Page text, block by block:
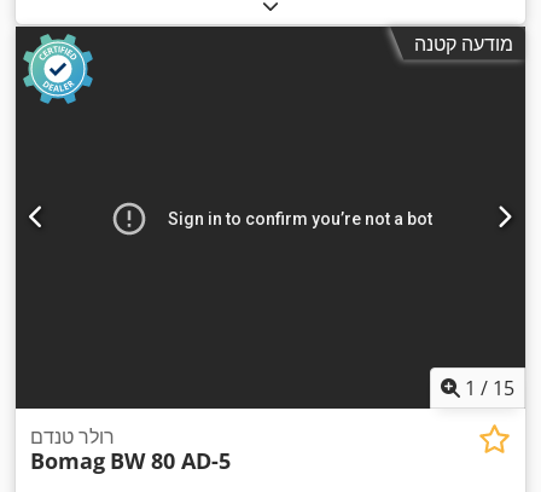
מודעה קטנה
1 / 15
רולר טנדם
Bomag BW 80 AD-5